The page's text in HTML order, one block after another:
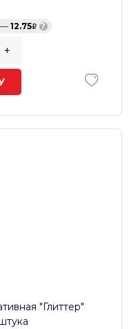
— 12.75 ?
+
"Глиттер"